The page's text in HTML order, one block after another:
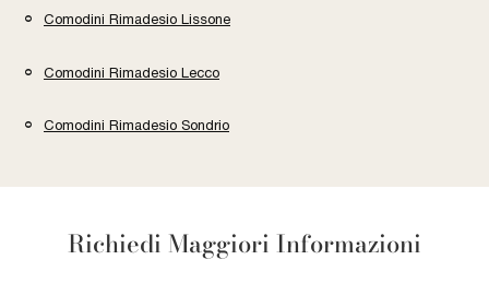
Comodini Rimadesio Lissone
Comodini Rimadesio Lecco
Comodini Rimadesio Sondrio
Richiedi Maggiori Informazioni